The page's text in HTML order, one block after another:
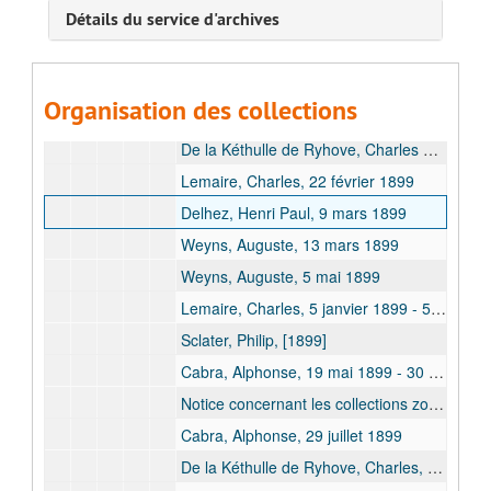
Détails du service d'archives
Organisation des collections
1896
Weyns, Auguste, 22 février 1899
De la Kéthulle de Ryhove, Charles et Gilson, 22 février 1899
Lemaire, Charles, 22 février 1899
Delhez, Henri Paul, 9 mars 1899
Weyns, Auguste, 13 mars 1899
Weyns, Auguste, 5 mai 1899
Lemaire, Charles, 5 janvier 1899 - 5 mai 1899
Sclater, Philip, [1899]
Cabra, Alphonse, 19 mai 1899 - 30 mai 1899
Notice concernant les collections zoologiques de la classe des Mammifères, 10 juillet 1899
Cabra, Alphonse, 29 juillet 1899
De la Kéthulle de Ryhove, Charles, 29 juillet 1899